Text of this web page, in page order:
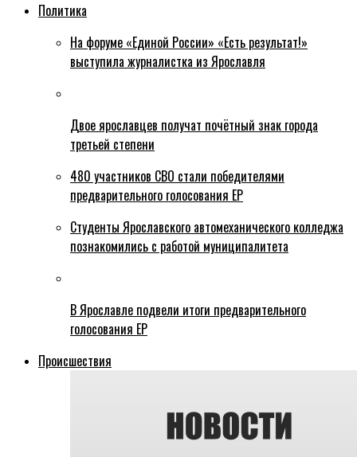
Политика
На форуме «Единой России» «Есть результат!»
выступила журналистка из Ярославля
Двое ярославцев получат почётный знак города
третьей степени
480 участников СВО стали победителями
предварительного голосования ЕР
Студенты Ярославского автомеханического колледжа
познакомились с работой муниципалитета
В Ярославле подвели итоги предварительного
голосования ЕР
Происшествия